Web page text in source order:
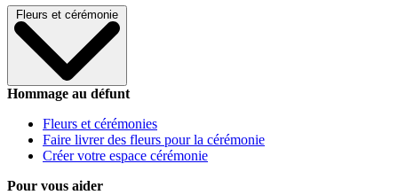
Fleurs et cérémonie
Hommage au défunt
Fleurs et cérémonies
Faire livrer des fleurs pour la cérémonie
Créer votre espace cérémonie
Pour vous aider